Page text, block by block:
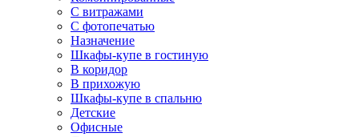
С витражами
С фотопечатью
Назначение
Шкафы-купе в гостиную
В коридор
В прихожую
Шкафы-купе в спальню
Детские
Офисные